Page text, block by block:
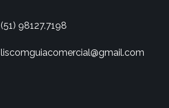
(51) 98127.7198
liscomguiacomercial@gmail.com